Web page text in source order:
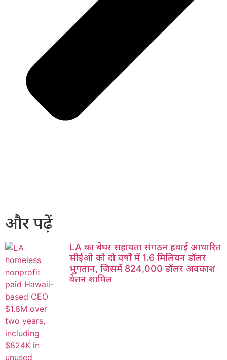
और पढ़ें
LA का बेघर सहायता संगठन हवाई आधारित
सीईओ को दो वर्षों में 1.6 मिलियन डॉलर
भुगतान, जिसमें 824,000 डॉलर अवकाश
वेतन शामिल